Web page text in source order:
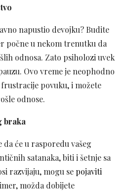
napustio devojku? Budite
počne u nekom trenutku da
odnosa. Zato psiholozi uvek
Ovo vreme je neophodno
povuku, i možete
odnose.
braka
će u rasporedu vašeg
satanaka, biti i šetnje sa
razvijaju, mogu se pojaviti
možda dobijete